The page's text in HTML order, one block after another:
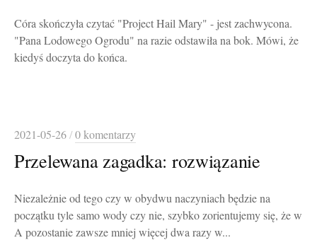
Córa skończyła czytać "Project Hail Mary" - jest zachwycona.
"Pana Lodowego Ogrodu" na razie odstawiła na bok. Mówi, że
kiedyś doczyta do końca.
2021-05-26/0 komentarzy
Przelewana zagadka: rozwiązanie
Niezależnie od tego czy w obydwu naczyniach będzie na
początku tyle samo wody czy nie, szybko zorientujemy się, że w
A pozostanie zawsze mniej więcej dwa razy w...